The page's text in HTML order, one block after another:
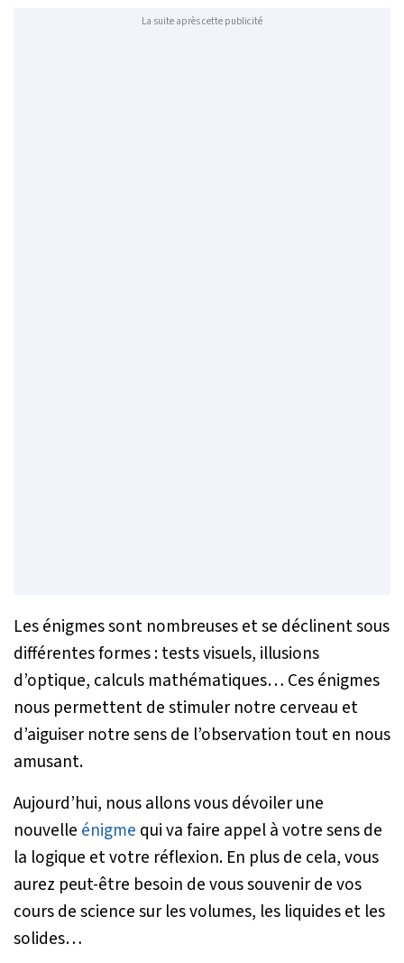
La suite après cette publicité
Les énigmes sont nombreuses et se déclinent sous
différentes formes : tests visuels, illusions
d’optique, calculs mathématiques… Ces énigmes
nous permettent de stimuler notre cerveau et
d’aiguiser notre sens de l’observation tout en nous
amusant.
Aujourd’hui, nous allons vous dévoiler une
nouvelle énigme qui va faire appel à votre sens de
la logique et votre réflexion. En plus de cela, vous
aurez peut-être besoin de vous souvenir de vos
cours de science sur les volumes, les liquides et les
solides…